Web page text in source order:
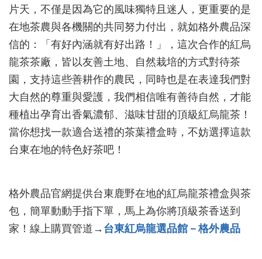
片天，不僅是因為它的風味獨特且迷人，更重要的是
在地茶農與各機關的共同努力付出，就如格外農品深
信的：「有好內涵就有好出路！」，這次合作的紅烏
龍茶茶廠，皆以友善土地、自然栽培的方式對待茶
園，支持這些善耕作的農民，同時也是在表達我們對
大自然的尊重與愛護，我們相信唯有善待自然，才能
種植出孕育出香氣濃郁、滋味甘甜的頂級紅烏龍茶！
當你想找一款適合送禮的茶葉禮盒時，不妨選擇這款
台東在地的特色好茶吧！
格外農品官網提供台東鹿野在地的紅烏龍茶禮盒與茶
包，簡單動動手指下單，馬上為你將頂級茶香送到
家！線上購買管道→ 台東紅烏龍選品館－格外農品